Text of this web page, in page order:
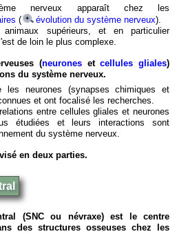
nerveux apparaît chez les
( évolution du système nerveux).
supérieurs, et en particulier
de loin le plus complexe.
(neuronesetcellules gliales)
du système nerveux.
les neurones (synapses chimiques et
et ont focalisé les recherches.
entre cellules gliales et neurones
étudiées et leurs interactions sont
du système nerveux.
en deux parties.
(SNC ou névraxe) est le centre
des structures osseuses chez les